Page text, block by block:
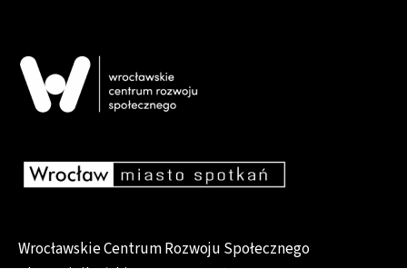
Wrocławskie Centrum Rozwoju Społecznego